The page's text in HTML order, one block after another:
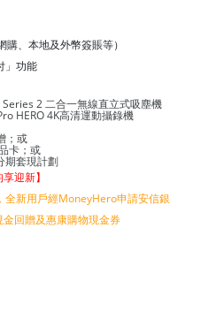
、本地及外幣簽賬等）
」功能
2 二合一無線直立式吸塵機
HERO 4K高清運動攝錄機
；或
卡；或
期套現計劃
迎新】
新用戶經MoneyHero申請安信銀
回贈及惠康購物現金券